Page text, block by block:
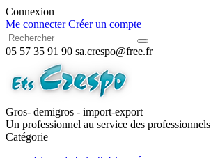
Connexion
Me connecter Créer un compte
05 57 35 91 90 sa.crespo@free.fr
Gros- demigros - import-export
Un professionnel au service des professionnels
Catégorie